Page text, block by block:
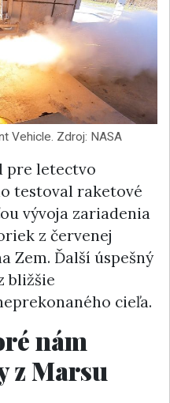
Vehicle. Zdroj: NASA
pre letectvo
testoval raketové
vývoja zariadenia
z červenej
Zem. Ďalší úspešný
bližšie
cieľa.
nám
z Marsu